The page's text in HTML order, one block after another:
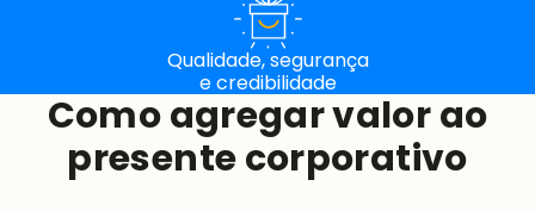
Qualidade, segurança
e credibilidade
Como agregar valor ao
presente corporativo